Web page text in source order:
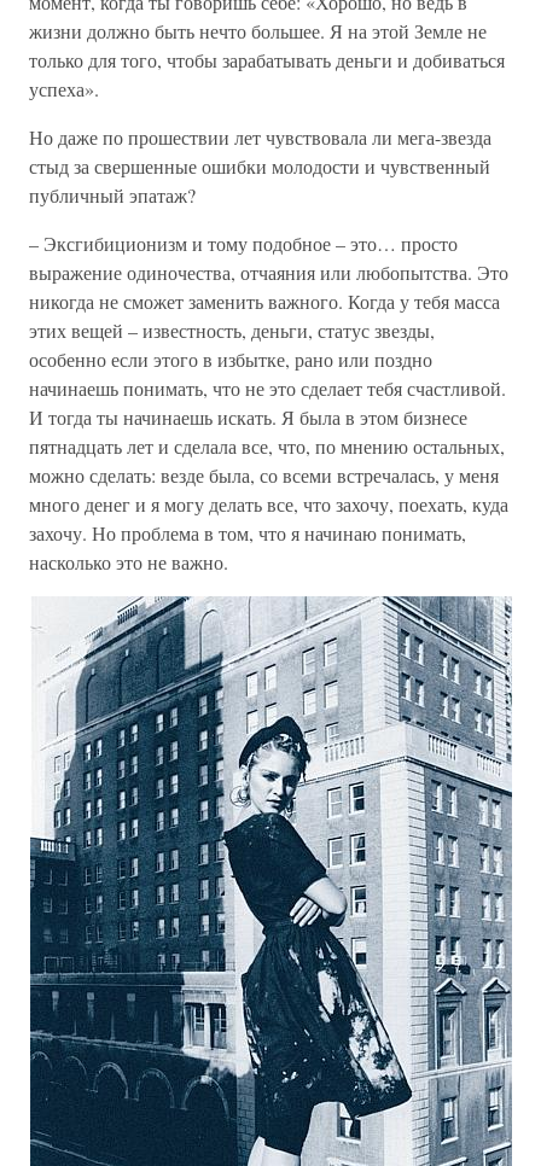
жизни должно быть нечто большее. Я на этой Земле не
только для того, чтобы зарабатывать деньги и добиваться
успеха».
Но даже по прошествии лет чувствовала ли мега-звезда
стыд за свершенные ошибки молодости и чувственный
публичный эпатаж?
– Эксгибиционизм и тому подобное – это… просто
выражение одиночества, отчаяния или любопытства. Это
никогда не сможет заменить важного. Когда у тебя масса
этих вещей – известность, деньги, статус звезды,
особенно если этого в избытке, рано или поздно
начинаешь понимать, что не это сделает тебя счастливой.
И тогда ты начинаешь искать. Я была в этом бизнесе
пятнадцать лет и сделала все, что, по мнению остальных,
можно сделать: везде была, со всеми встречалась, у меня
много денег и я могу делать все, что захочу, поехать, куда
захочу. Но проблема в том, что я начинаю понимать,
насколько это не важно.